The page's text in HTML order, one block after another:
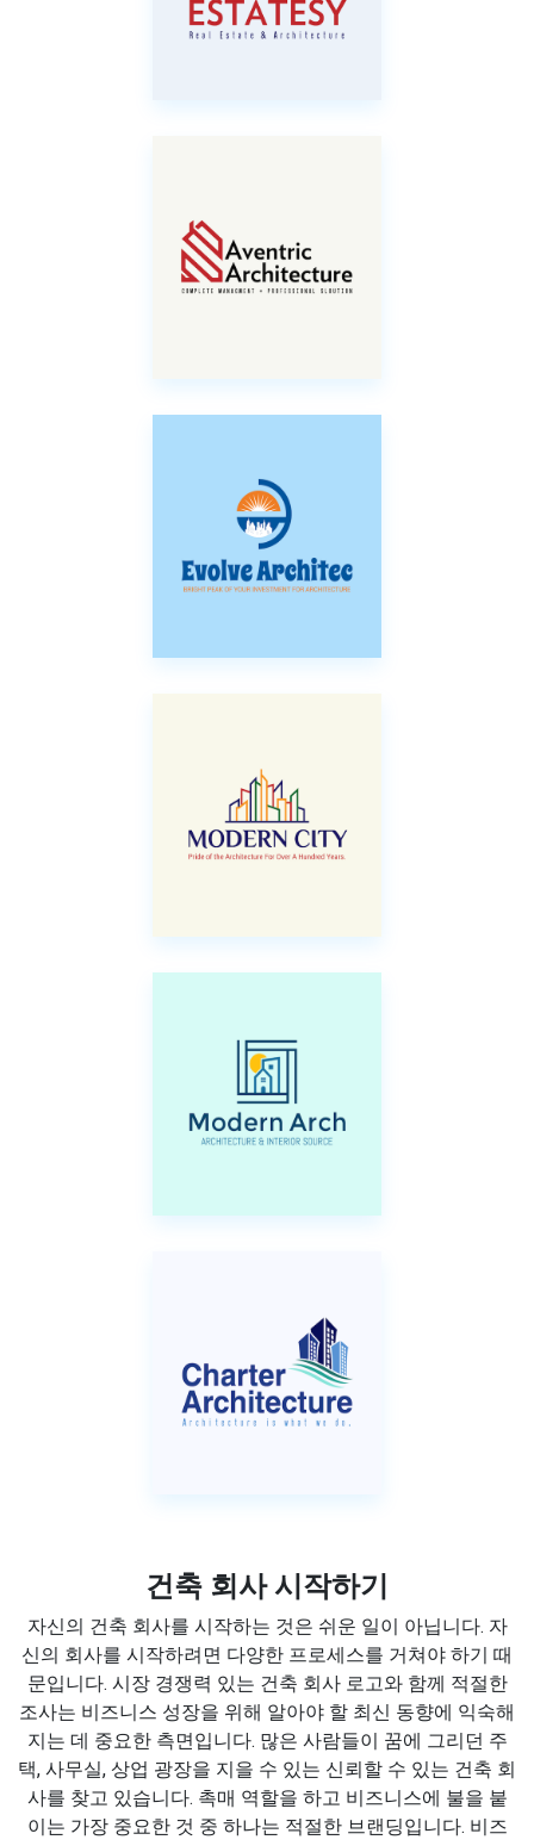
건축 회사 시작하기
자신의 건축 회사를 시작하는 것은 쉬운 일이 아닙니다. 자
신의 회사를 시작하려면 다양한 프로세스를 거쳐야 하기 때
문입니다. 시장 경쟁력 있는 건축 회사 로고와 함께 적절한
조사는 비즈니스 성장을 위해 알아야 할 최신 동향에 익숙해
지는 데 중요한 측면입니다. 많은 사람들이 꿈에 그리던 주
택, 사무실, 상업 광장을 지을 수 있는 신뢰할 수 있는 건축 회
사를 찾고 있습니다. 촉매 역할을 하고 비즈니스에 불을 붙
이는 가장 중요한 것 중 하나는 적절한 브랜딩입니다. 비즈